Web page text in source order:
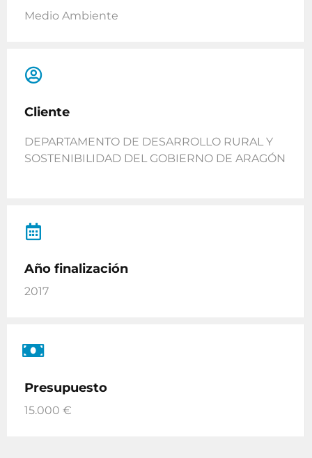
Medio Ambiente
Cliente
DEPARTAMENTO DE DESARROLLO RURAL Y
SOSTENIBILIDAD DEL GOBIERNO DE ARAGÓN
Año finalización
2017
Presupuesto
15.000 €